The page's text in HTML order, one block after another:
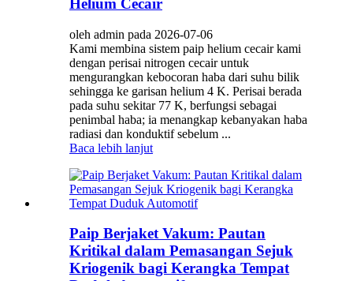
Helium Cecair
oleh admin pada 2026-07-06
Kami membina sistem paip helium cecair kami
dengan perisai nitrogen cecair untuk
mengurangkan kebocoran haba dari suhu bilik
sehingga ke garisan helium 4 K. Perisai berada
pada suhu sekitar 77 K, berfungsi sebagai
penimbal haba; ia menangkap kebanyakan haba
radiasi dan konduktif sebelum ...
Baca lebih lanjut
Paip Berjaket Vakum: Pautan
Kritikal dalam Pemasangan Sejuk
Kriogenik bagi Kerangka Tempat